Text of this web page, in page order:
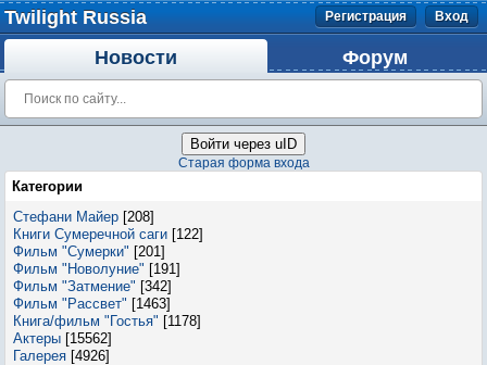
Twilight Russia Регистрация Вход
Новости Форум
Войти через uID
Старая форма входа
Категории
Стефани Майер [208]
Книги Сумеречной саги [122]
Фильм "Сумерки" [201]
Фильм "Новолуние" [191]
Фильм "Затмение" [342]
Фильм "Рассвет" [1463]
Книга/фильм "Гостья" [1178]
Актеры [15562]
Галерея [4926]